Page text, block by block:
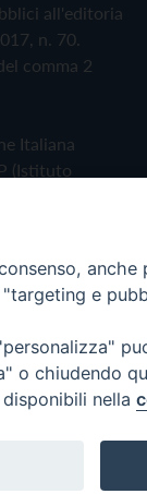
all'editoria
n. 70.
comma 2
Italiana
(Istituto
e
o chiudendo
nella